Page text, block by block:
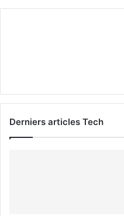
Derniers articles Tech